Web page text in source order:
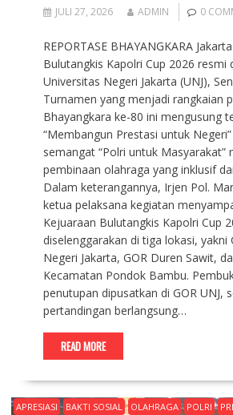
JULI 27, 2026 ADMIN 0
REPORTASE BHAYANGKARA
Bulutangkis Kapolri Cup 2026 resmi
Universitas Negeri Jakarta (UNJ),
Turnamen yang menjadi rangkaian
Bhayangkara ke-80 ini mengusung
“Membangun Prestasi untuk
semangat “Polri untuk Masyarakat”
pembinaan olahraga yang inklusif
Dalam keterangannya, Irjen Pol.
ketua pelaksana kegiatan
Kejuaraan Bulutangkis Kapolri Cup
diselenggarakan di tiga lokasi, yakni
Negeri Jakarta, GOR Duren Sawit,
Kecamatan Pondok Bambu.
penutupan dipusatkan di GOR UNJ,
pertandingan berlangsung…
READ MORE
APRESIASI BAKTI SOSIAL OLAHRAGA POLRI